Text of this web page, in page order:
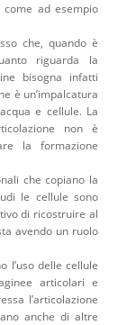
ad esempio
che, quando è
riguarda la
bisogna infatti
è un’impalcatura
e cellule. La
non è
la formazione
che copiano la
le cellule sono
di ricostruire al
avendo un ruolo
l’uso delle cellule
articolari e
l’articolazione
anche di altre